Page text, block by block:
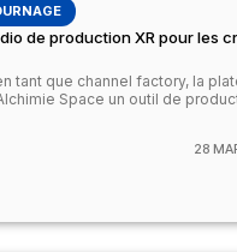
de production XR pour les
tant que channel factory, la
Space un outil de
28